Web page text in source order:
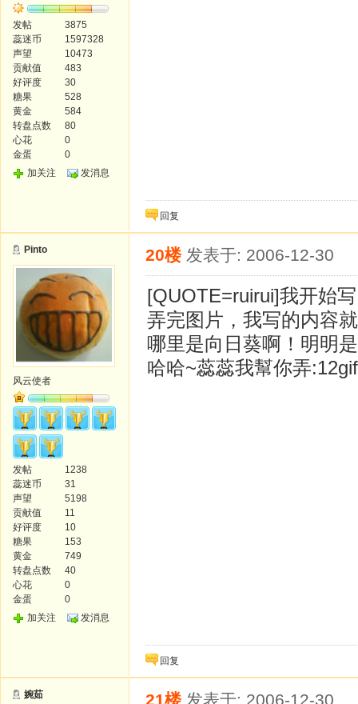
发帖
3875
蕊迷币
1597328
声望
10473
贡献值
483
好评度
30
糖果
528
黄金
584
转盘点数
80
心花
0
金蛋
0
加关注
发消息
回复
Pinto
风云使者
发帖
1238
蕊迷币
31
声望
5198
贡献值
11
好评度
10
糖果
153
黄金
749
转盘点数
40
心花
0
金蛋
0
加关注
发消息
20楼 发表于: 2006-12-30
[QUOTE=ruirui]我开始
弄完图片，我写的内容
哪里是向日葵啊！明明
哈哈~蕊蕊我幫你弄
回复
婉茹 21楼 发表于: 2006-12-30